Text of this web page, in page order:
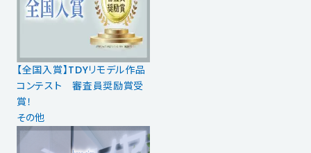
【全国入賞】TDYリモデル作品
コンテスト 審査員奨励賞受
賞！
その他